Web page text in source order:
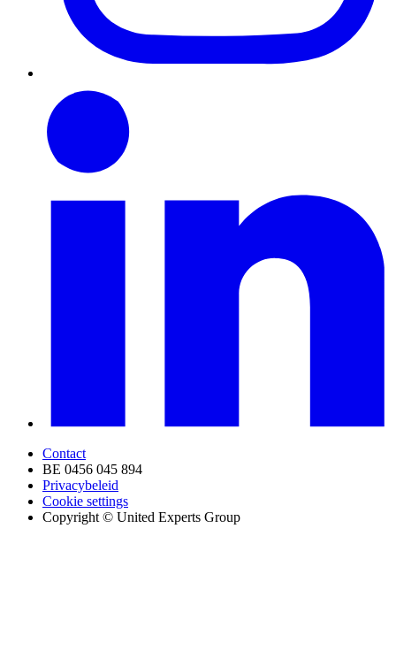
Contact
BE 0456 045 894
Privacybeleid
Cookie settings
Copyright © United Experts Group